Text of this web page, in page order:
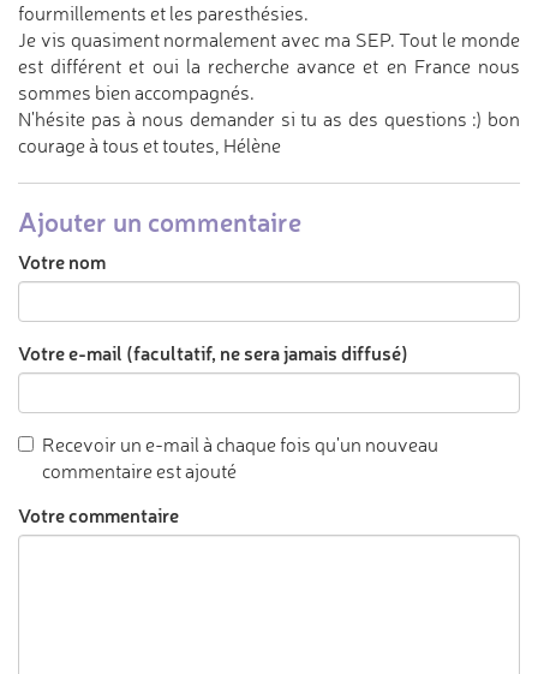
fourmillements et les paresthésies.
Je vis quasiment normalement avec ma SEP. Tout le monde
est différent et oui la recherche avance et en France nous
sommes bien accompagnés.
N'hésite pas à nous demander si tu as des questions :) bon
courage à tous et toutes, Hélène
Ajouter un commentaire
Votre nom
Votre e-mail (facultatif, ne sera jamais diffusé)
Recevoir un e-mail à chaque fois qu'un nouveau
commentaire est ajouté
Votre commentaire